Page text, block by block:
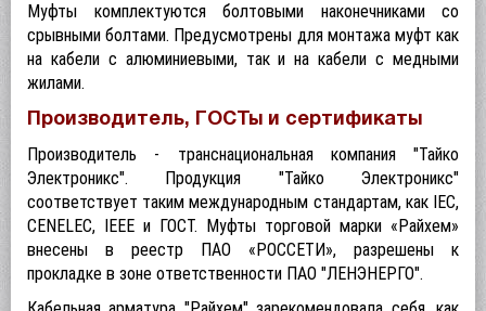
Муфты комплектуются болтовыми наконечниками со
срывными болтами. Предусмотрены для монтажа муфт как
на кабели с алюминиевыми, так и на кабели с медными
жилами.
Производитель, ГОСТы и сертификаты
Производитель - транснациональная компания "Тайко
Электроникс". Продукция "Тайко Электроникс"
соответствует таким международным стандартам, как IEC,
CENELEC, IEEE и ГОСТ. Муфты торговой марки «Райхем»
внесены в реестр ПАО «РОССЕТИ», разрешены к
прокладке в зоне ответственности ПАО "ЛЕНЭНЕРГО".